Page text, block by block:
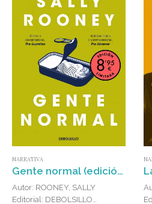
NARRATIVA
Gente normal (edición limitada · Verano)
Autor: ROONEY, SALLY
Editorial: DEBOLSILLO